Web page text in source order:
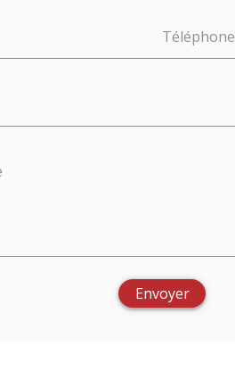
Téléphone
Envoyer